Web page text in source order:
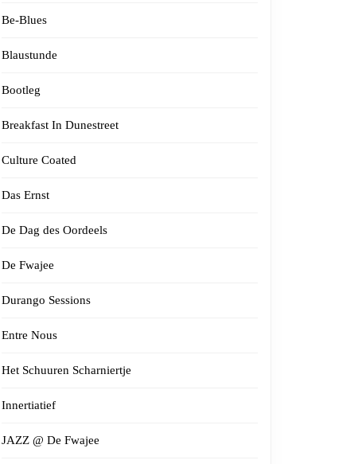
Be-Blues
Blaustunde
Bootleg
Breakfast In Dunestreet
Culture Coated
Das Ernst
De Dag des Oordeels
De Fwajee
Durango Sessions
Entre Nous
Het Schuuren Scharniertje
Innertiatief
JAZZ @ De Fwajee